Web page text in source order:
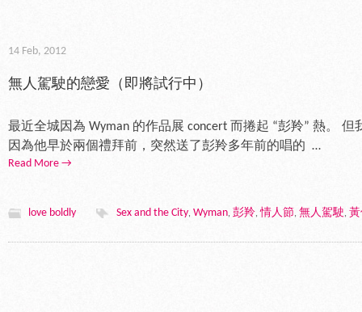
14 Feb, 2012
無人駕駛的戀愛（即將試行中）
最近全城因為 Wyman 的作品展 concert 而捲起 “彭羚” 熱。
因為他早於兩個禮拜前，突然送了彭羚多年前的唱的 …
Read More →
love boldly Sex and the City, Wyman, 彭羚,情人節, 無人駕駛,